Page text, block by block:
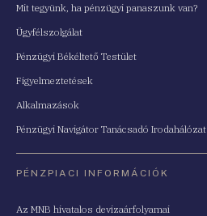
Mit tegyünk, ha pénzügyi panaszunk van?
Ügyfélszolgálat
Pénzügyi Békéltető Testület
Figyelmeztetések
Alkalmazások
Pénzügyi Navigátor Tanácsadó Irodahálózat
PÉNZPIACI INFORMÁCIÓK
Az MNB hivatalos devizaárfolyamai